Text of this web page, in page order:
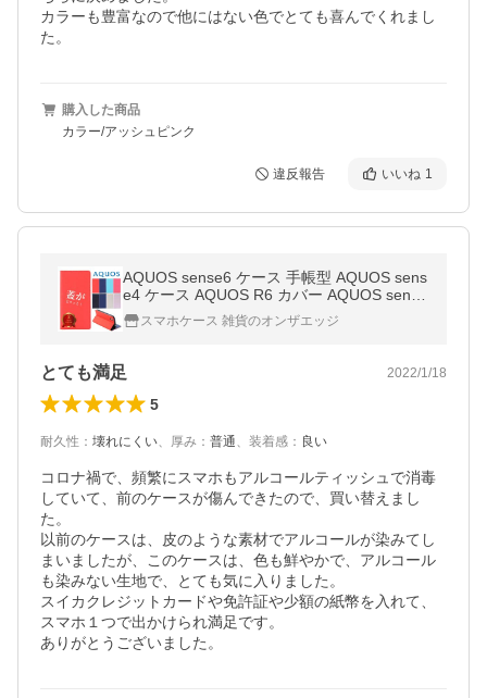
カラーも豊富なので他にはない色でとても喜んでくれまし
た。
購入した商品
カラー/アッシュピンク
違反報告 いいね 1
AQUOS sense6 ケース 手帳型 AQUOS sens
e4 ケース AQUOS R6 カバー AQUOS sense
5G sense3 R2 R sense2 sense lite basic 手
帳 韓国 スマホケース
スマホケース 雑貨のオンザエッジ
とても満足 2022/1/18
5
耐久性 ： 壊れにくい、 厚み ： 普通、 装着感 ： 良い
コロナ禍で、頻繁にスマホもアルコールティッシュで消毒
していて、前のケースが傷んできたので、買い替えまし
た。
以前のケースは、皮のような素材でアルコールが染みてし
まいましたが、このケースは、色も鮮やかで、アルコール
も染みない生地で、とても気に入りました。
スイカクレジットカードや免許証や少額の紙幣を入れて、
スマホ１つで出かけられ満足です。
ありがとうございました。